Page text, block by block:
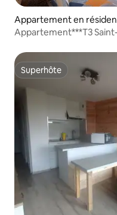
Appartement en
n
Appartement***T3
Superhôte
Superhôte